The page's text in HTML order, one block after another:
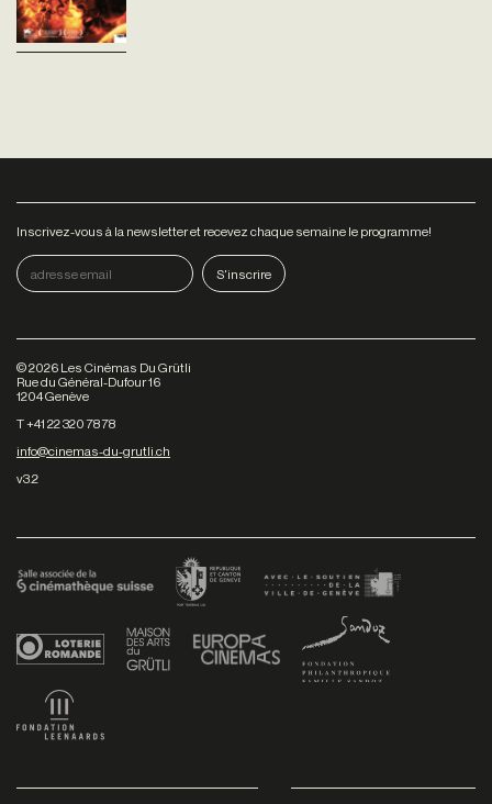
Elle...
Inscrivez-vous à la newsletter et recevez chaque semaine le programme!
©2026 Les Cinémas Du Grütli
Rue du Général-Dufour 16
1204 Genève
T +41 22 320 78 78
info@cinemas-du-grutli.ch
v3.2